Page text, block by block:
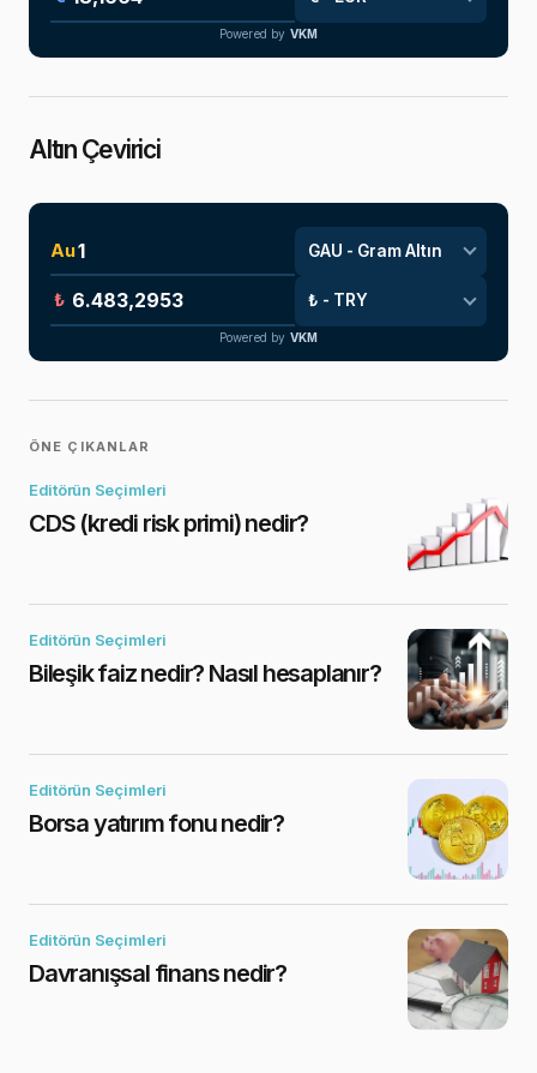
Powered by VKM
Altın Çevirici
Au
₺
Powered by VKM
ÖNE ÇIKANLAR
Editörün Seçimleri
CDS (kredi risk primi) nedir?
Editörün Seçimleri
Bileşik faiz nedir? Nasıl hesaplanır?
Editörün Seçimleri
Borsa yatırım fonu nedir?
Editörün Seçimleri
Davranışsal finans nedir?